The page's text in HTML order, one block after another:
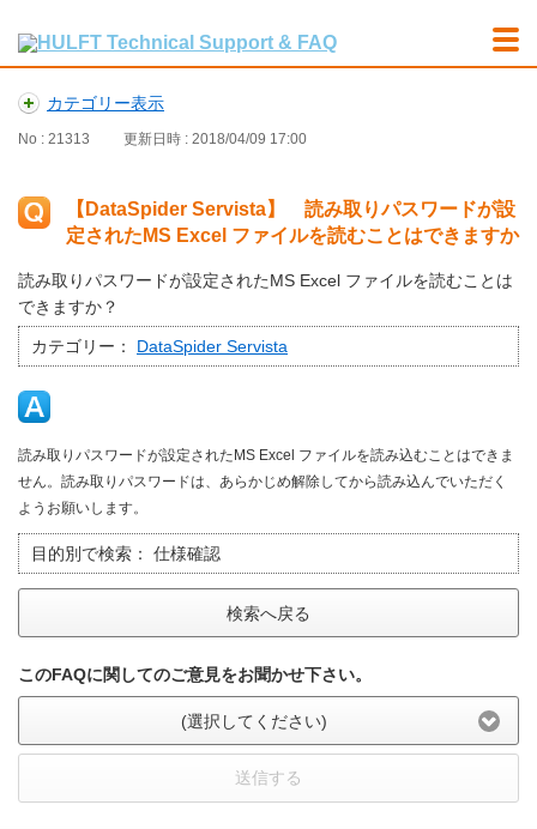
カテゴリー表示
No : 21313 更新日時 : 2018/04/09 17:00
【DataSpider Servista】 読み取りパスワードが設
定されたMS Excel ファイルを読むことはできますか
読み取りパスワードが設定されたMS Excel ファイルを読むことは
できますか？
カテゴリー： DataSpider Servista
読み取りパスワードが設定されたMS Excel ファイルを読み込むことはできま
せん。読み取りパスワードは、あらかじめ解除してから読み込んでいただく
ようお願いします。
目的別で検索： 仕様確認
検索へ戻る
このFAQに関してのご意見をお聞かせ下さい。
(選択してください)
送信する